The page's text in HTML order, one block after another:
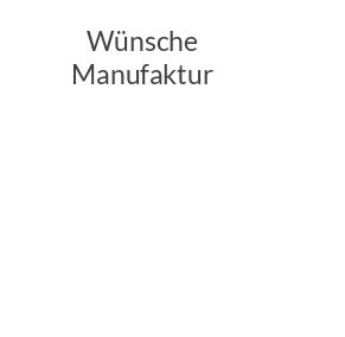
Wünsche
Manufaktur